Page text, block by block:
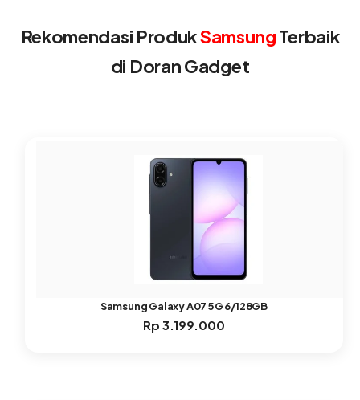
Rekomendasi ProdukSamsungTerbaik
di Doran Gadget
Samsung Galaxy A07 5G 6/128GB
Rp 3.199.000